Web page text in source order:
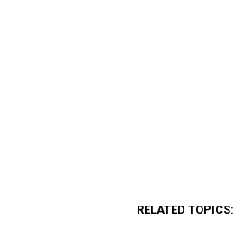
RELATED TOPICS: